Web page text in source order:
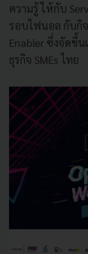
ความรู้ ให้กับ
รอบไฟนอล กับกิ
Enabler ซึ่งจัดขึ้
ธุรกิจ SMEs ไทย